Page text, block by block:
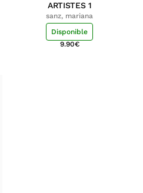
ARTISTES 1
sanz, mariana
Disponible
9.90€